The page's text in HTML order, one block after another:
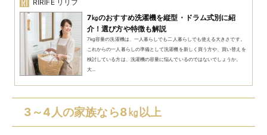
ポイントも一緒にご紹介しているので、ぜひご覧くださ
い。
RIRIFE リリフ
別の便利機能や選び方も解説
洗濯機選びにおいて重要なポイントのひとつとなる容量。家庭での洗濯量
に見合った容量の洗濯機を選ぶことで、家事の効率が上がります。洗濯機
売り場を覗いてみると、コンパクトな一人暮らし向けから大容量の家族...